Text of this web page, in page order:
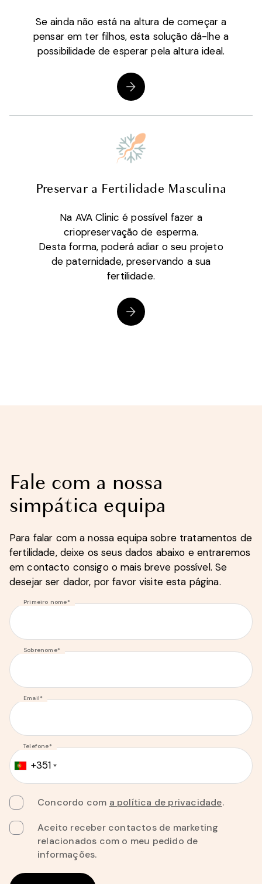
Se ainda não está na altura de começar a
pensar em ter filhos, esta solução dá-lhe a
possibilidade de esperar pela altura ideal.
Preservar a Fertilidade Masculina
Na AVA Clinic é possível fazer a
criopreservação de esperma.
Desta forma, poderá adiar o seu projeto
de paternidade, preservando a sua
fertilidade.
Fale com a nossa
simpática equipa
Para falar com a nossa equipa sobre tratamentos de
fertilidade, deixe os seus dados abaixo e entraremos
em contacto consigo o mais breve possível. Se
desejar ser dador, por favor visite esta página.
Primeiro nome*
Sobrenome*
Email*
Telefone*
+351
Concordo com a política de privacidade.
Aceito receber contactos de marketing
relacionados com o meu pedido de
informações.